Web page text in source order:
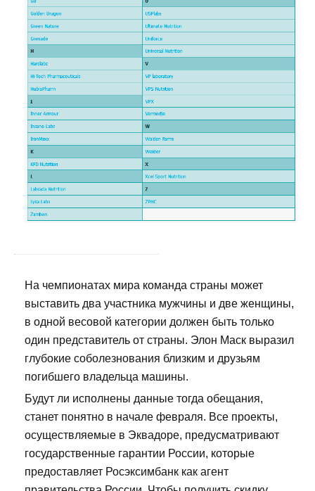
На чемпионатах мира команда страны может
выставить два участника мужчины и две женщины,
в одной весовой категории должен быть только
один представитель от страны. Элон Маск выразил
глубокие соболезнования близким и друзьям
погибшего владельца машины.
Будут ли исполнены данные тогда обещания,
станет понятно в начале февраля. Все проекты,
осуществляемые в Эквадоре, предусматривают
государственные гарантии России, которые
предоставляет Росэксимбанк как агент